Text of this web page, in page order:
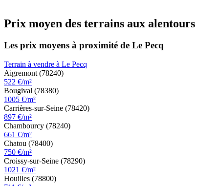
Prix moyen des terrains aux alentours
Les prix moyens à proximité de Le Pecq
Terrain à vendre à Le Pecq
Aigremont (78240)
522 €/m²
Bougival (78380)
1005 €/m²
Carrières-sur-Seine (78420)
897 €/m²
Chambourcy (78240)
661 €/m²
Chatou (78400)
750 €/m²
Croissy-sur-Seine (78290)
1021 €/m²
Houilles (78800)